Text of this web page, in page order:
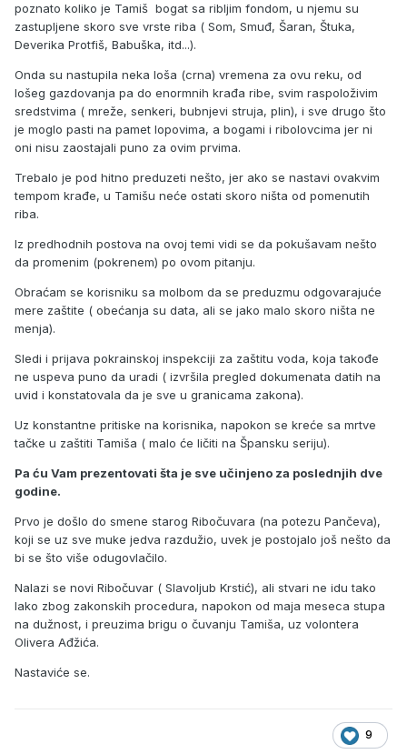
poznato koliko je Tamiš bogat sa ribljim fondom, u njemu su
zastupljene skoro sve vrste riba ( Som, Smuđ, Šaran, Štuka,
Deverika Protfiš, Babuška, itd...).
Onda su nastupila neka loša (crna) vremena za ovu reku, od
lošeg gazdovanja pa do enormnih krađa ribe, svim raspoloživim
sredstvima ( mreže, senkeri, bubnjevi struja, plin), i sve drugo što
je moglo pasti na pamet lopovima, a bogami i ribolovcima jer ni
oni nisu zaostajali puno za ovim prvima.
Trebalo je pod hitno preduzeti nešto, jer ako se nastavi ovakvim
tempom krađe, u Tamišu neće ostati skoro ništa od pomenutih
riba.
Iz predhodnih postova na ovoj temi vidi se da pokušavam nešto
da promenim (pokrenem) po ovom pitanju.
Obraćam se korisniku sa molbom da se preduzmu odgovarajuće
mere zaštite ( obećanja su data, ali se jako malo skoro ništa ne
menja).
Sledi i prijava pokrainskoj inspekciji za zaštitu voda, koja takođe
ne uspeva puno da uradi ( izvršila pregled dokumenata datih na
uvid i konstatovala da je sve u granicama zakona).
Uz konstantne pritiske na korisnika, napokon se kreće sa mrtve
tačke u zaštiti Tamiša ( malo će ličiti na Špansku seriju).
Pa ću Vam prezentovati šta je sve učinjeno za poslednjih dve
godine.
Prvo je došlo do smene starog Ribočuvara (na potezu Pančeva),
koji se uz sve muke jedva razdužio, uvek je postojalo još nešto da
bi se što više odugovlačilo.
Nalazi se novi Ribočuvar ( Slavoljub Krstić), ali stvari ne idu tako
lako zbog zakonskih procedura, napokon od maja meseca stupa
na dužnost, i preuzima brigu o čuvanju Tamiša, uz volontera
Olivera Ađžića.
Nastaviće se.
9